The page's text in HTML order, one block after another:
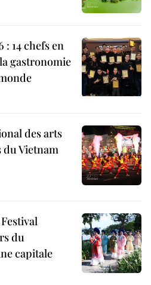
: 14 chefs en
gastronomie
des arts
Vietnam
du
capitale